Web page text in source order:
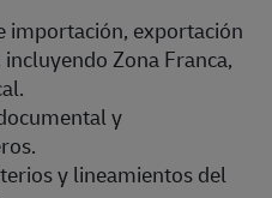
importación, exportación
Zona Franca,
y
y lineamientos del